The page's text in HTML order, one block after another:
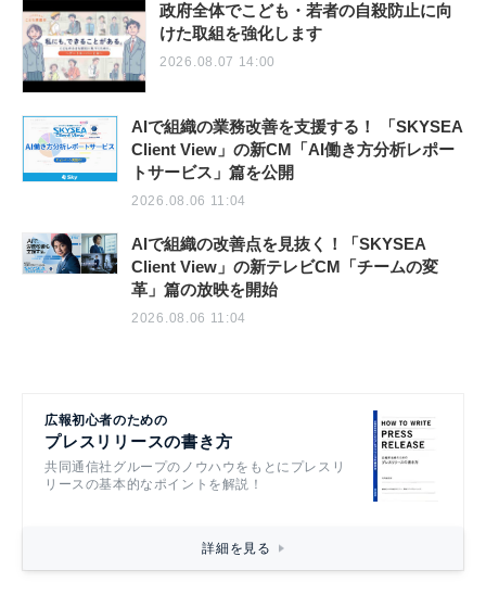
政府全体でこども・若者の自殺防止に向
けた取組を強化します
2026.08.07 14:00
AIで組織の業務改善を支援する！ 「SKYSEA
Client View」の新CM「AI働き方分析レポー
トサービス」篇を公開
2026.08.06 11:04
AIで組織の改善点を見抜く！「SKYSEA
Client View」の新テレビCM「チームの変
革」篇の放映を開始
2026.08.06 11:04
広報初心者のための
プレスリリースの書き方
共同通信社グループのノウハウをもとにプレスリ
リースの基本的なポイントを解説！
詳細を見る